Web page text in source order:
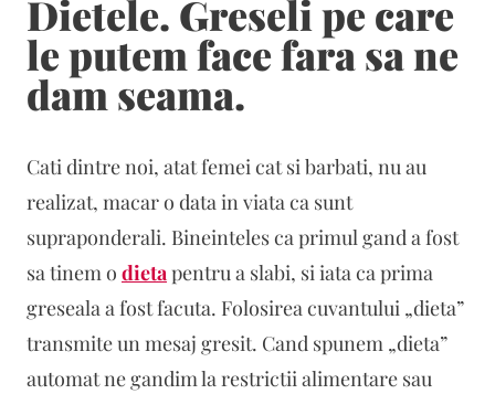
Dietele. Greseli pe care
le putem face fara sa ne
dam seama.
Cati dintre noi, atat femei cat si barbati, nu au
realizat, macar o data in viata ca sunt
supraponderali. Bineinteles ca primul gand a fost
sa tinem o dietapentru a slabi, si iata ca prima
greseala a fost facuta. Folosirea cuvantului „dieta”
transmite un mesaj gresit. Cand spunem „dieta”
automat ne gandim la restrictii alimentare sau